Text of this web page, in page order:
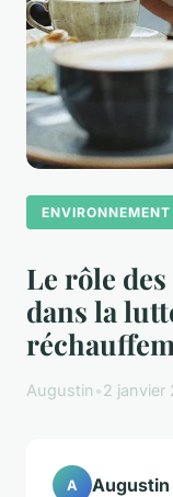
ENVIRONNEMENT
Le rôle
dans la
Augustin •2 janvier
A Augustin